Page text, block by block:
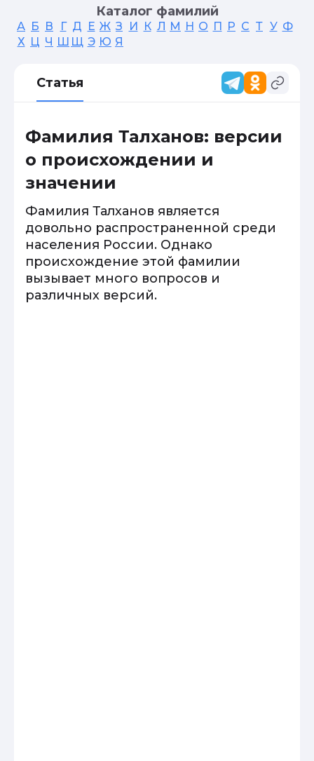
Каталог фамилий
А Б В Г Д Е Ж З И К Л М Н О П Р С Т У Ф
Х Ц Ч Ш Щ Э Ю Я
Статья
Фамилия Талханов: версии
о происхождении и
значении
Фамилия Талханов является
довольно распространенной среди
населения России. Однако
происхождение этой фамилии
вызывает много вопросов и
различных версий.